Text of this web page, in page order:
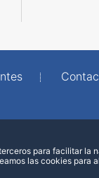
para facilitar
las cookies